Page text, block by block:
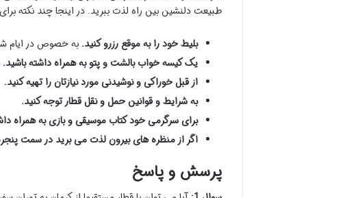
طبیعت دلنشین بین راه لذت ببرید. در اینجا چند نکته
بلیط خود را به موقع رزرو کنید. به خصوص در ایام
یک کیسه خواب بالشت و پتو به همراه داشته باشید.
از قبل خوراکی و نوشیدنی مورد نیازتان را تهیه کنید.
به شرایط و قوانین حمل و نقل قطار توجه کنید.
برای سرگرمی خود کتاب موسیقی و بازی به همراه
اگر از منظره های بیرون لذت می برید در سمت
پرسش و پاسخ